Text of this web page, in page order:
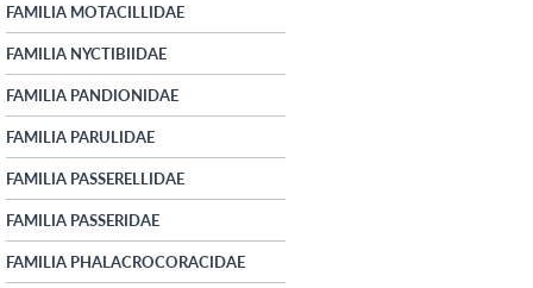
FAMILIA MOTACILLIDAE
FAMILIA NYCTIBIIDAE
FAMILIA PANDIONIDAE
FAMILIA PARULIDAE
FAMILIA PASSERELLIDAE
FAMILIA PASSERIDAE
FAMILIA PHALACROCORACIDAE